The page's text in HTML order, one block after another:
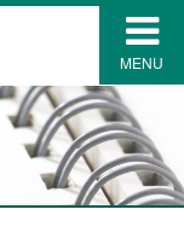
MENU